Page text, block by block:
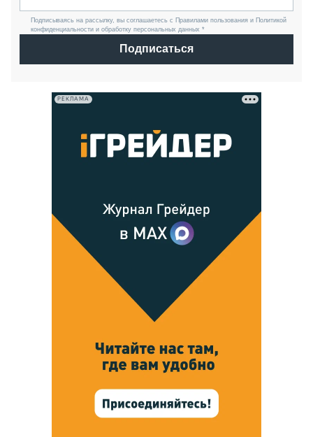
Подписываясь на рассылку, вы соглашаетесь с Правилами пользования и Политикой
конфиденциальности и обработку персональных данных *
Подписаться
РЕКЛАМА